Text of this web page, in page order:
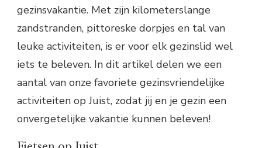
gezinsvakantie. Met zijn kilometerslange
zandstranden, pittoreske dorpjes en tal van
leuke activiteiten, is er voor elk gezinslid wel
iets te beleven. In dit artikel delen we een
aantal van onze favoriete gezinsvriendelijke
activiteiten op Juist, zodat jij en je gezin een
onvergetelijke vakantie kunnen beleven!